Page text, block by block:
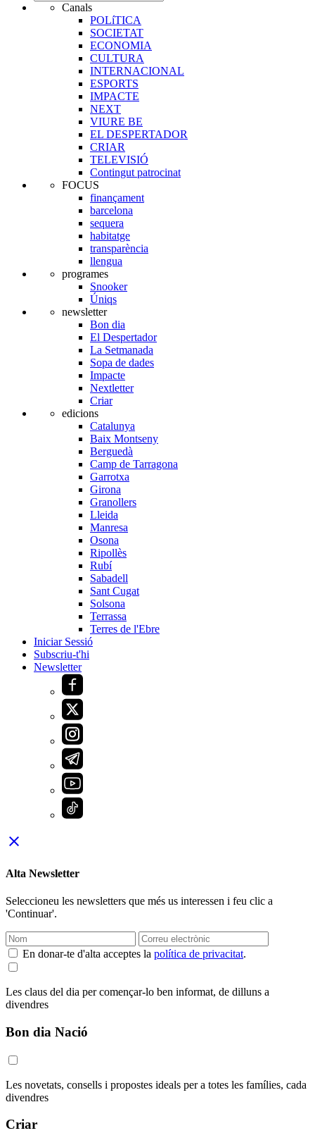
Canals
POLíTICA
SOCIETAT
ECONOMIA
CULTURA
INTERNACIONAL
ESPORTS
IMPACTE
NEXT
VIURE BE
EL DESPERTADOR
CRIAR
TELEVISIÓ
Contingut patrocinat
FOCUS
finançament
barcelona
sequera
habitatge
transparència
llengua
programes
Snooker
Úniqs
newsletter
Bon dia
El Despertador
La Setmanada
Sopa de dades
Impacte
Nextletter
Criar
edicions
Catalunya
Baix Montseny
Berguedà
Camp de Tarragona
Garrotxa
Girona
Granollers
Lleida
Manresa
Osona
Ripollès
Rubí
Sabadell
Sant Cugat
Solsona
Terrassa
Terres de l'Ebre
Iniciar Sessió
Subscriu-t'hi
Newsletter
close
Alta Newsletter
Seleccioneu les newsletters que més us interessen i feu clic a
'Continuar'.
En donar-te d'alta acceptes la política de privacitat.
Les claus del dia per començar-lo ben informat, de dilluns a
divendres
Bon dia Nació
Les novetats, consells i propostes ideals per a totes les famílies, cada
divendres
Criar